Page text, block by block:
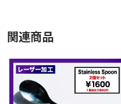
関連商品